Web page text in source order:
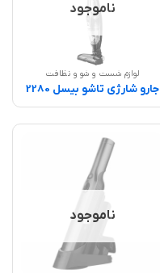
ناموجود
لوازم شست و شو و نظافت
جارو شارژی تاشو بیسل 2280
ناموجود